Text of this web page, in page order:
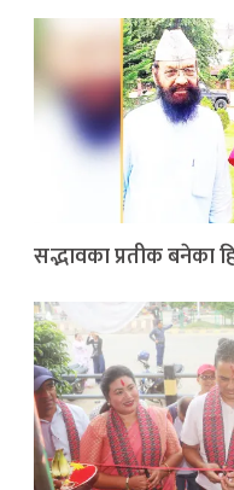
सद्भावका प्रतीक बनेका